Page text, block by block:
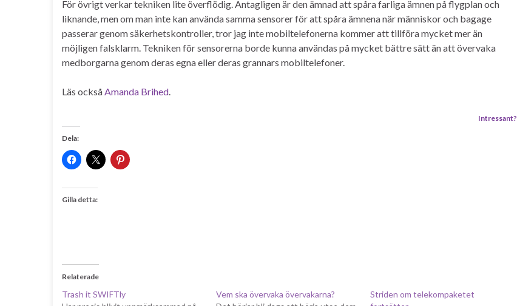
För övrigt verkar tekniken lite överflödig. Antagligen är den ämnad att spåra farliga ämnen på flygplan och
liknande, men om man inte kan använda samma sensorer för att spåra ämnena när människor och bagage
passerar genom säkerhetskontroller, tror jag inte mobiltelefonerna kommer att tillföra mycket mer än
möjligen falsklarm. Tekniken för sensorerna borde kunna användas på mycket bättre sätt än att övervaka
medborgarna genom deras egna eller deras grannars mobiltelefoner.
Läs ocksåAmanda Brihed.
Intressant?
Dela:
Gilla detta:
Relaterade
Trash it SWIFTly
Vem ska övervaka övervakarna?
Striden om telekompaketet